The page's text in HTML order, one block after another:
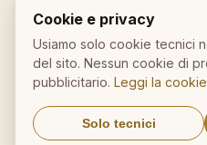
ACCOUNT
Accedi
Registrati
Password dimenticata
Cookie e privacy
Usiamo solo cookie tecnici
del sito. Nessun cookie di
pubblicitario.Leggi la
Solo tecnici